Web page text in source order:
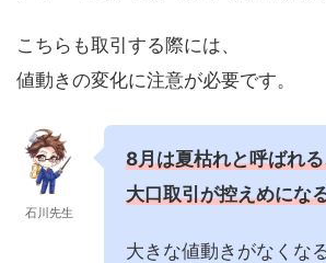
こちらも取引する際には、
値動きの変化に注意が必要です。
石川先生
8月は夏枯れと呼ばれ
大口取引が控えめにな
大きな値動きがなくな